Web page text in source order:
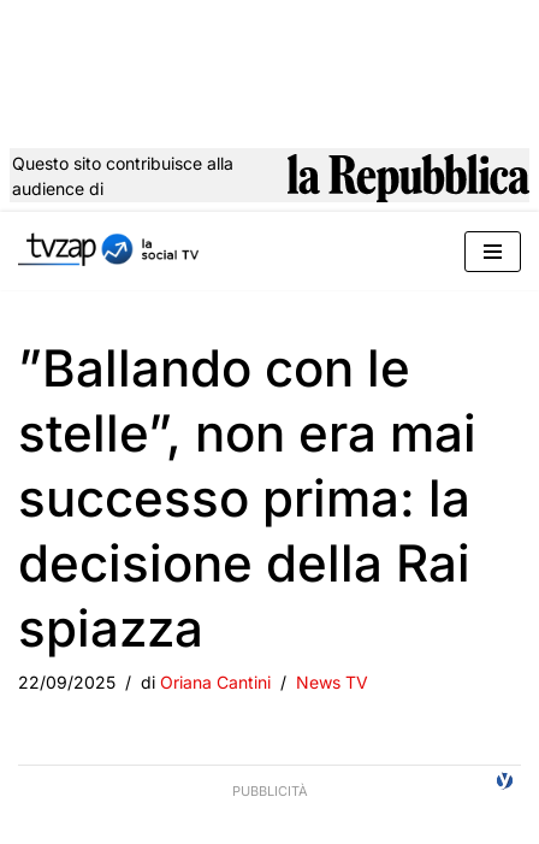
al
Questo sito contribuisce alla
audience di
”Ballando con le
stelle”, non era mai
successo prima: la
decisione della Rai
spiazza
22/09/2025 di Oriana Cantini News TV